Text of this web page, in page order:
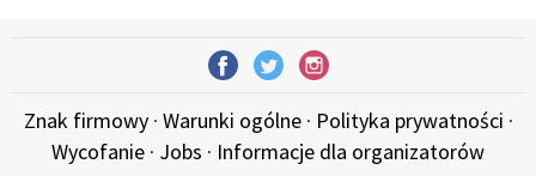
Znak firmowy· Warunki ogólne· Polityka prywatności ·
Wycofanie · Jobs · Informacje dla organizatorów